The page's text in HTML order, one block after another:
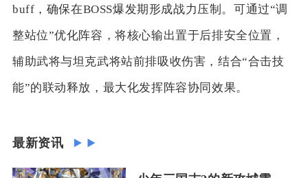
buff，确保在BOSS爆发期形成战力压制。可通过“调
整站位”优化阵容，将核心输出置于后排安全位置，
辅助武将与坦克武将站前排吸收伤害，结合“合击技
能”的联动释放，最大化发挥阵容协同效果。
最新资讯